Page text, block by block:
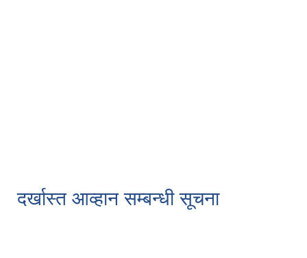
दर्खास्त आव्हान सम्बन्धी सूचना